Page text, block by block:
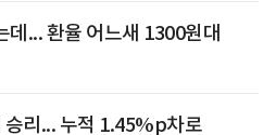
데... 환율 어느새 1300원대
리... 누적 1.45%p차로